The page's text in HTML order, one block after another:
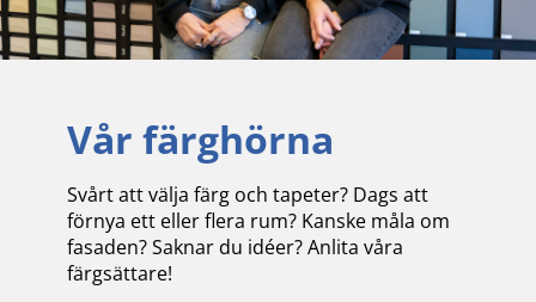
Vår färghörna
Svårt att välja färg och tapeter? Dags att
förnya ett eller flera rum? Kanske måla om
fasaden? Saknar du idéer? Anlita våra
färgsättare!